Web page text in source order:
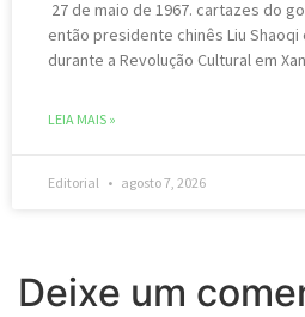
27 de maio de 1967. cartazes do
então presidente chinês Liu
durante a Revolução Cultural em
LEIA MAIS »
Editorial agosto 7, 2026
Deixe um